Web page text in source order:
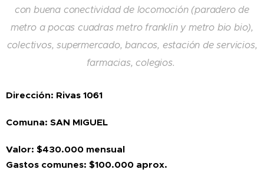
con buena conectividad de locomoción (paradero de
metro a pocas cuadras metro franklin y metro bio bio),
colectivos, supermercado, bancos, estación de servicios,
farmacias, colegios.
Dirección: Rivas 1061
Comuna: SAN MIGUEL
Valor: $430.000 mensual
Gastos comunes: $100.000 aprox.